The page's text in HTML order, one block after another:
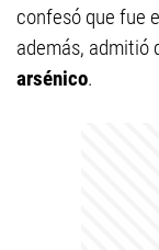
confesó que fue
además, admitió
arsénico.